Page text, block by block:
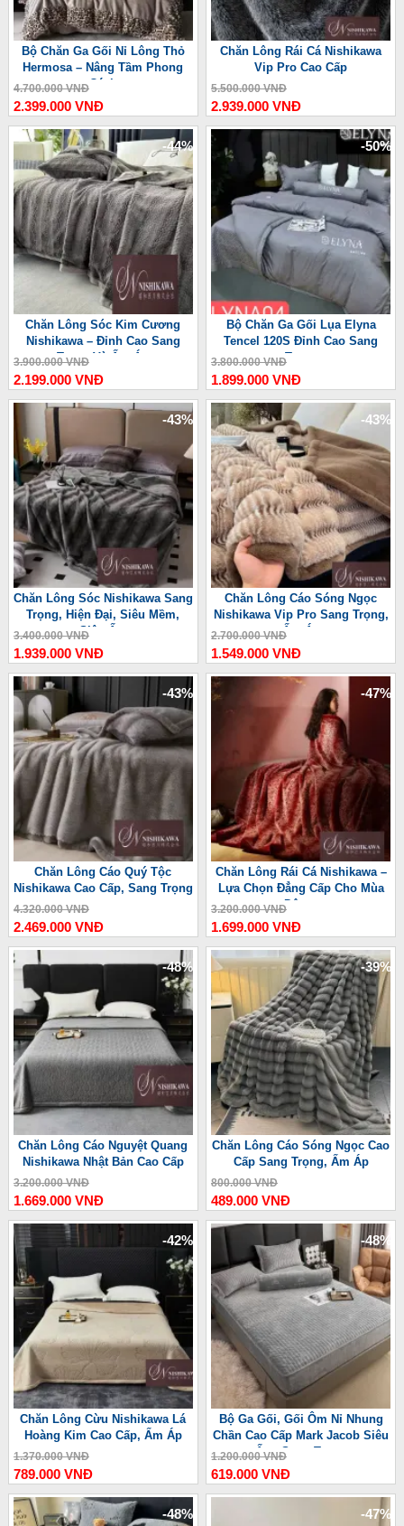
Bộ Chăn Ga Gối Nỉ Lông Thỏ
Hermosa – Nâng Tầm Phong
Cách
4.700.000 VNĐ
2.399.000 VNĐ
Chăn Lông Rái Cá Nishikawa
Vip Pro Cao Cấp
5.500.000 VNĐ
2.939.000 VNĐ
-44%
Chăn Lông Sóc Kim Cương
Nishikawa – Đỉnh Cao Sang
Trọng Và Ấm Áp
3.900.000 VNĐ
2.199.000 VNĐ
-50%
Bộ Chăn Ga Gối Lụa Elyna
Tencel 120S Đỉnh Cao Sang
Trọng
3.800.000 VNĐ
1.899.000 VNĐ
-43%
Chăn Lông Sóc Nishikawa Sang
Trọng, Hiện Đại, Siêu Mềm,
Siêu Ấm
3.400.000 VNĐ
1.939.000 VNĐ
-43%
Chăn Lông Cáo Sóng Ngọc
Nishikawa Vip Pro Sang Trọng,
Ấm Áp
2.700.000 VNĐ
1.549.000 VNĐ
-43%
Chăn Lông Cáo Quý Tộc
Nishikawa Cao Cấp, Sang Trọng
4.320.000 VNĐ
2.469.000 VNĐ
-47%
Chăn Lông Rái Cá Nishikawa –
Lựa Chọn Đẳng Cấp Cho Mùa
Đông
3.200.000 VNĐ
1.699.000 VNĐ
-48%
Chăn Lông Cáo Nguyệt Quang
Nishikawa Nhật Bản Cao Cấp
3.200.000 VNĐ
1.669.000 VNĐ
-39%
Chăn Lông Cáo Sóng Ngọc Cao
Cấp Sang Trọng, Ấm Áp
800.000 VNĐ
489.000 VNĐ
-42%
Chăn Lông Cừu Nishikawa Lá
Hoàng Kim Cao Cấp, Ấm Áp
1.370.000 VNĐ
789.000 VNĐ
-48%
Bộ Ga Gối, Gối Ôm Nỉ Nhung
Chần Cao Cấp Mark Jacob Siêu
Ấm, Sang Trọng
1.200.000 VNĐ
619.000 VNĐ
-48% -47%